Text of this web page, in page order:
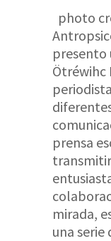
photo
presento
Ötréwihc
prensa
mirada,
una serie